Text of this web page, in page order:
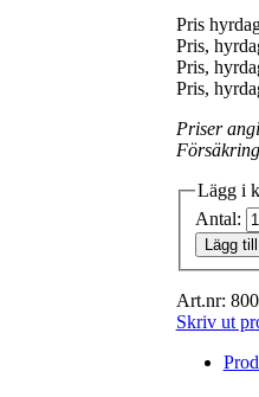
Pris
Pris,
Pris,
Pris,
Priser
Lägg i
Antal:
Lägg
Art.nr:
Skriv ut